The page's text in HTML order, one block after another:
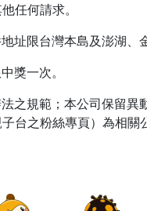
任何請求。
址限台灣本島及澎湖、
獎一次。
之規範；本公司保留
子台之粉絲專頁）為相